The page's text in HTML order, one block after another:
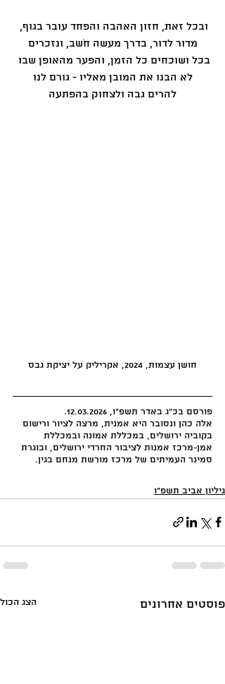
ובכל זאת, חזון האהבה והפחד עובר בגוף,
מדור לדור, בדרך מעשה חֹשב, ונזכרים
בכל ושוכחים כל הזמן, והפער מהאופן שבו
לא הבנו את המובן מאליו - גורם לנו
להרים גבה ולצחוק בהפתעה
חושן עצמות, 2024, אקריליק על יציקת גבס
פורסם בכ"ג באדר תשפ"ו, 12.03.2026.
אלה כהן ונסובר היא אמנית, מרצה לציור ורישום
בקוביה ירושלים, במכללת אמונה ובמכללת
אמן-מרכז אמנות לציבור החרדי ירושלים, ובוגרת
סמינר העמיתים של מרכז מורשת מנחם בגין.
גיליון אביב תשפ"ו
פוסטים אחרונים הצג הכול